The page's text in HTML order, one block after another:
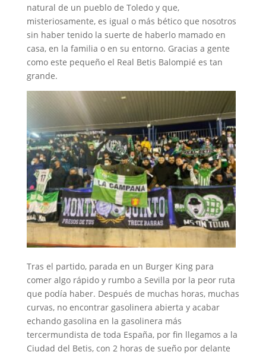
natural de un pueblo de Toledo y que,
misteriosamente, es igual o más bético que nosotros
sin haber tenido la suerte de haberlo mamado en
casa, en la familia o en su entorno. Gracias a gente
como este pequeño el Real Betis Balompié es tan
grande.
Tras el partido, parada en un Burger King para
comer algo rápido y rumbo a Sevilla por la peor ruta
que podía haber. Después de muchas horas, muchas
curvas, no encontrar gasolinera abierta y acabar
echando gasolina en la gasolinera más
tercermundista de toda España, por fin llegamos a la
Ciudad del Betis, con 2 horas de sueño por delante